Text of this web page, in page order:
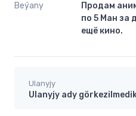
Beýany
Продам
по 5 Ман за
ещё кино.
Ulanyjy
Ulanyjy ady